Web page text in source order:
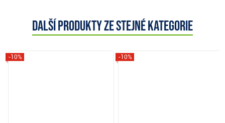
Další produkty ze stejné kategorie
-10% -10%